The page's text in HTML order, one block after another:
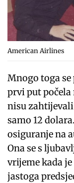
American Airlines
Mnogo toga
prvi put
nisu zahtijevali
samo 12
osiguranje na
Ona se s
vrijeme kada
jastoga